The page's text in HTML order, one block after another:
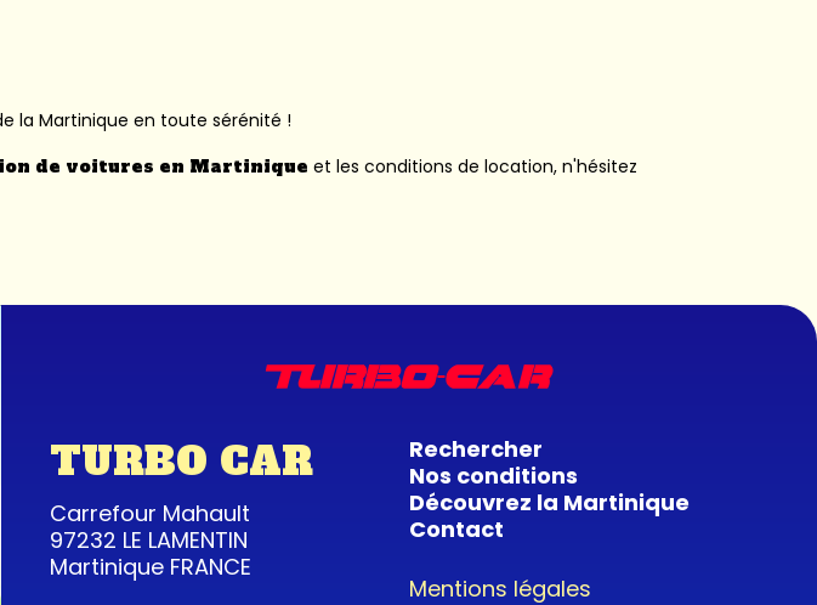
la Martinique en toute sérénité !
de voitures en Martinique et les conditions de location, n'hésitez
TURBO CAR
Carrefour Mahault
97232 LE LAMENTIN
Martinique FRANCE
Rechercher
Nos conditions
Découvrez la Martinique
Contact
Mentions légales